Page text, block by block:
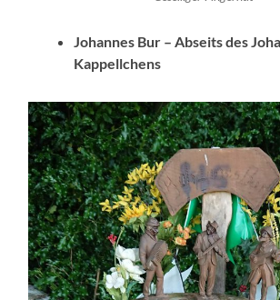
Johannes Bur – Abseits des
Kappellchens